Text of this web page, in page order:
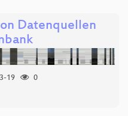
Datenquellen
19
0